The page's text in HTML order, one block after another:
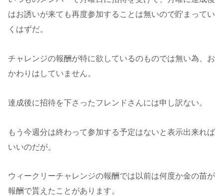
はお誘いが来ても再度参加することは無いので貯まってい
くはずだ。
チャレンジの報酬が特に欲しているのものでは無い為、お
かわりはしていません。
達成後に招待を下さったフレンドさんには申し訳ない。
もう今週分は終わって参加する予定はないと表示出来れば
いいのだが。
ウィークリーチャレンジの報酬では以前は何度か金の苗が
報酬で貰えたことがあります。